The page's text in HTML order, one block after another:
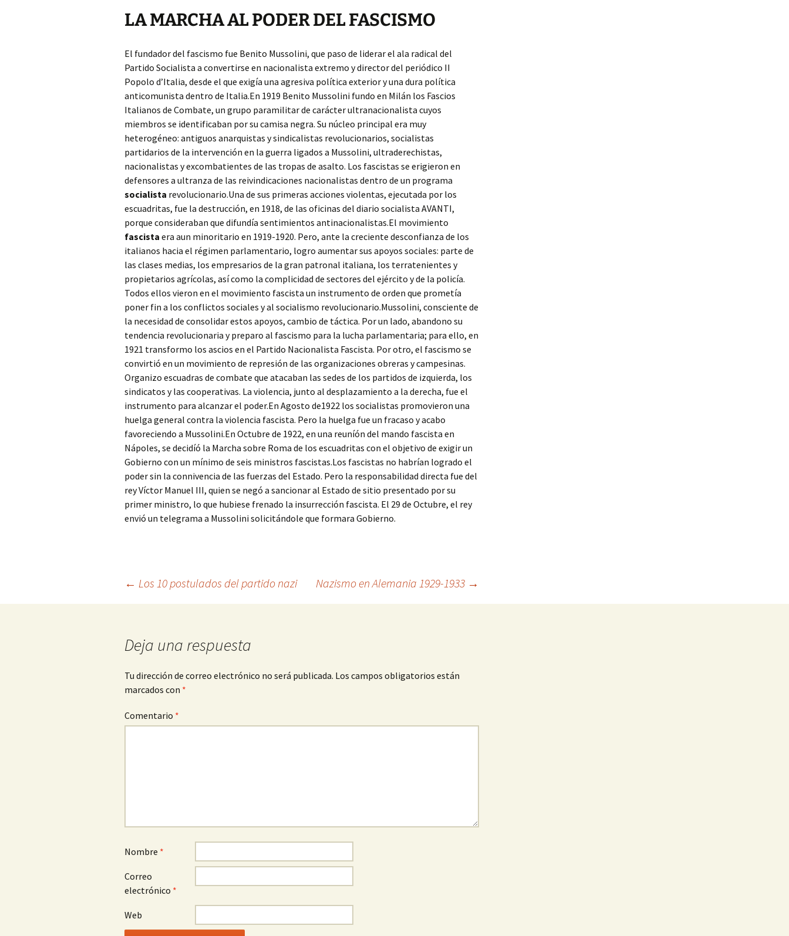
LA MARCHA AL PODER DEL FASCISMO
El fundador del fascismo fue Benito Mussolini, que paso de liderar el ala radical del
Partido Socialista a convertirse en nacionalista extremo y director del periódico II
Popolo d’Italia, desde el que exigía una agresiva política exterior y una dura política
anticomunista dentro de Italia.En 1919 Benito Mussolini fundo en Milán los Fascios
Italianos de Combate, un grupo paramilitar de carácter ultranacionalista cuyos
miembros se identificaban por su camisa negra. Su núcleo principal era muy
heterogéneo: antiguos anarquistas y sindicalistas revolucionarios, socialistas
partidarios de la intervención en la guerra ligados a Mussolini, ultraderechistas,
nacionalistas y excombatientes de las tropas de asalto. Los fascistas se erigieron en
defensores a ultranza de las reivindicaciones nacionalistas dentro de un programa
socialista revolucionario.Una de sus primeras acciones violentas, ejecutada por los
escuadritas, fue la destrucción, en 1918, de las oficinas del diario socialista AVANTI,
porque consideraban que difundía sentimientos antinacionalistas.El movimiento
fascista era aun minoritario en 1919-1920. Pero, ante la creciente desconfianza de los
italianos hacia el régimen parlamentario, logro aumentar sus apoyos sociales: parte de
las clases medias, los empresarios de la gran patronal italiana, los terratenientes y
propietarios agrícolas, así como la complicidad de sectores del ejército y de la policía.
Todos ellos vieron en el movimiento fascista un instrumento de orden que prometía
poner fin a los conflictos sociales y al socialismo revolucionario.Mussolini, consciente de
la necesidad de consolidar estos apoyos, cambio de táctica. Por un lado, abandono su
tendencia revolucionaria y preparo al fascismo para la lucha parlamentaria; para ello, en
1921 transformo los ascios en el Partido Nacionalista Fascista. Por otro, el fascismo se
convirtió en un movimiento de represión de las organizaciones obreras y campesinas.
Organizo escuadras de combate que atacaban las sedes de los partidos de izquierda, los
sindicatos y las cooperativas. La violencia, junto al desplazamiento a la derecha, fue el
instrumento para alcanzar el poder.En Agosto de1922 los socialistas promovieron una
huelga general contra la violencia fascista. Pero la huelga fue un fracaso y acabo
favoreciendo a Mussolini.En Octubre de 1922, en una reuníón del mando fascista en
Nápoles, se decidíó la Marcha sobre Roma de los escuadritas con el objetivo de exigir un
Gobierno con un mínimo de seis ministros fascistas.Los fascistas no habrían logrado el
poder sin la connivencia de las fuerzas del Estado. Pero la responsabilidad directa fue del
rey Víctor Manuel III, quien se negó a sancionar al Estado de sitio presentado por su
primer ministro, lo que hubiese frenado la insurrección fascista. El 29 de Octubre, el rey
envió un telegrama a Mussolini solicitándole que formara Gobierno.
Navegación
← Los 10 postulados del partido nazi Nazismo en Alemania 1929-1933 →
Deja una respuesta
Tu dirección de correo electrónico no será publicada. Los campos obligatorios están
marcados con *
Comentario *
Nombre *
Correo
electrónico *
Web